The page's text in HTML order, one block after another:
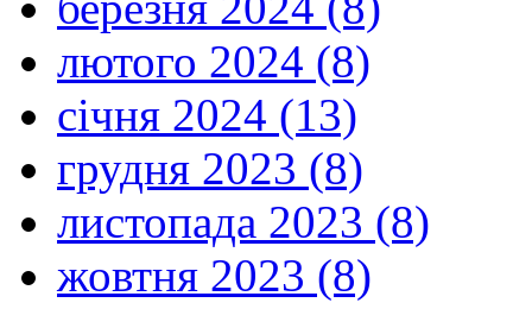
лютого 2024 (8)
січня 2024 (13)
грудня 2023 (8)
листопада 2023 (8)
жовтня 2023 (8)